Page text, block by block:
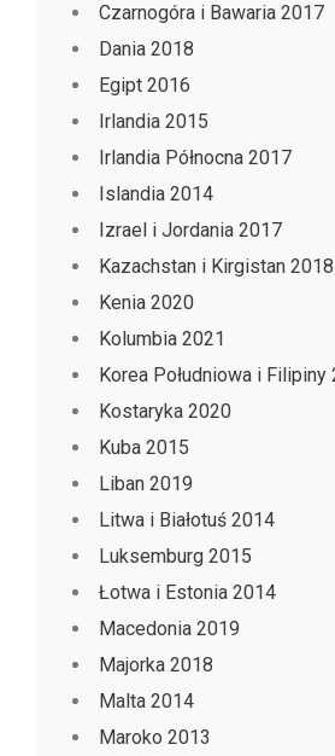
Czarnogóra i Bawaria 2017
Dania 2018
Egipt 2016
Irlandia 2015
Irlandia Północna 2017
Islandia 2014
Izrael i Jordania 2017
Kazachstan i Kirgistan 2018
Kenia 2020
Kolumbia 2021
Korea Południowa i Filipiny
Kostaryka 2020
Kuba 2015
Liban 2019
Litwa i Białotuś 2014
Luksemburg 2015
Łotwa i Estonia 2014
Macedonia 2019
Majorka 2018
Malta 2014
Maroko 2013